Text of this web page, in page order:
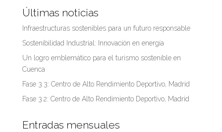
Últimas noticias
Infraestructuras sostenibles para un futuro responsable
Sostenibilidad Industrial: Innovación en energía
Un logro emblemático para el turismo sostenible en
Cuenca
Fase 3.3: Centro de Alto Rendimiento Deportivo, Madrid
Fase 3.2: Centro de Alto Rendimiento Deportivo, Madrid
Entradas mensuales